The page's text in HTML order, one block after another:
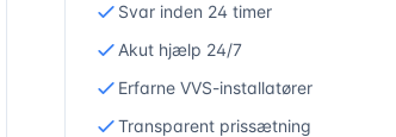
Svar inden 24 timer
Akut hjælp 24/7
Erfarne VVS-installatører
Transparent prissætning